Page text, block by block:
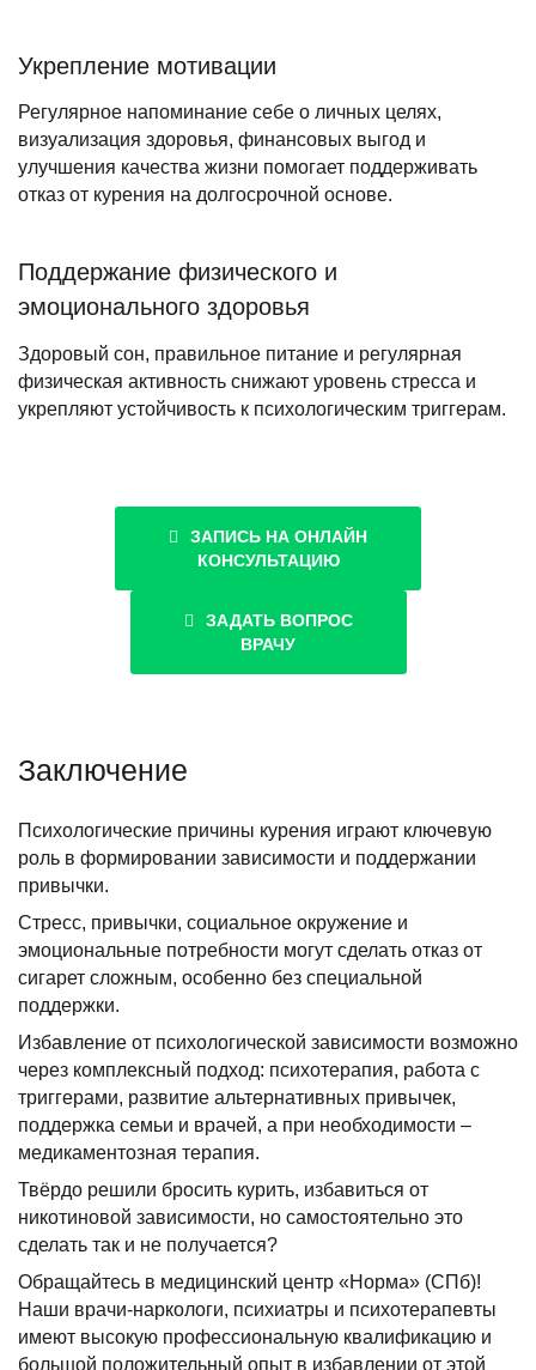
Укрепление мотивации
Регулярное напоминание себе о личных целях,
визуализация здоровья, финансовых выгод и
улучшения качества жизни помогает поддерживать
отказ от курения на долгосрочной основе.
Поддержание физического и
эмоционального здоровья
Здоровый сон, правильное питание и регулярная
физическая активность снижают уровень стресса и
укрепляют устойчивость к психологическим триггерам.
ЗАПИСЬ НА ОНЛАЙН
КОНСУЛЬТАЦИЮ
ЗАДАТЬ ВОПРОС
ВРАЧУ
Заключение
Психологические причины курения играют ключевую
роль в формировании зависимости и поддержании
привычки.
Стресс, привычки, социальное окружение и
эмоциональные потребности могут сделать отказ от
сигарет сложным, особенно без специальной
поддержки.
Избавление от психологической зависимости возможно
через комплексный подход: психотерапия, работа с
триггерами, развитие альтернативных привычек,
поддержка семьи и врачей, а при необходимости –
медикаментозная терапия.
Твёрдо решили бросить курить, избавиться от
никотиновой зависимости, но самостоятельно это
сделать так и не получается?
Обращайтесь в медицинский центр «Норма» (СПб)!
Наши врачи-наркологи, психиатры и психотерапевты
имеют высокую профессиональную квалификацию и
большой положительный опыт в избавлении от этой